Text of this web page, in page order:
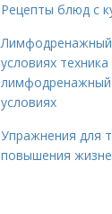
Рецепты блюд с
условиях
условиях
Упражнения для
повышения